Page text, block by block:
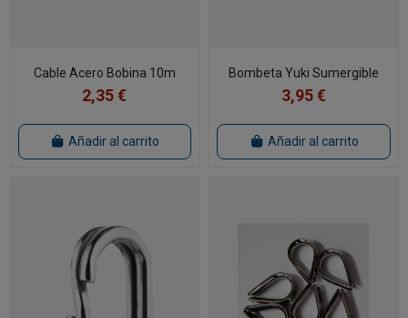
Cable Acero Bobina 10m
2,35 €
Añadir al carrito
Bombeta Yuki Sumergible
3,95 €
Añadir al carrito